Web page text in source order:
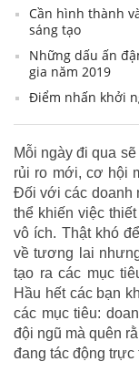
Cần hình thành
sáng tạo
Những dấu ấn
gia năm 2019
Điểm nhấn khởi
Mỗi ngày đi qua
rủi ro mới, cơ hội
Đối với các doanh
thể khiến việc
vô ích. Thật khó
về tương lai
tạo ra các mục
Hầu hết các bạn
các mục tiêu:
đội ngũ mà quên
đang tác động trực